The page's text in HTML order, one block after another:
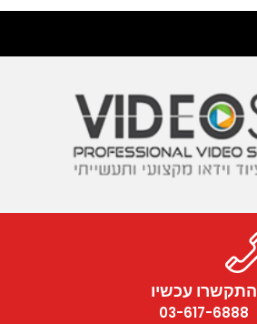
התקשרו עכשיו
03-617-6888